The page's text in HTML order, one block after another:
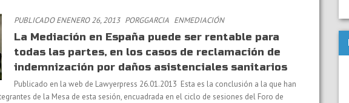
PUBLICADO ENENERO 26, 2013 PORGGARCIA ENMEDIACIÓN
La Mediación en España puede ser rentable para
todas las partes, en los casos de reclamación de
indemnización por daños asistenciales sanitarios
Publicado en la web de Lawyerpress 26.01.2013 Esta es la conclusión a la que han
de la Mesa de esta sesión, encuadrada en el ciclo de sesiones del Foro de